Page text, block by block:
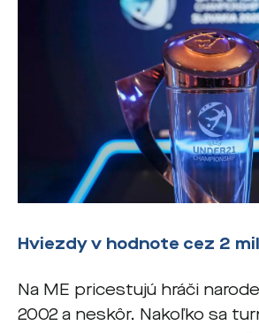
Hviezdy v hodnote cez 2
Na ME pricestujú hráči
2002 a neskôr. Nakoľko sa